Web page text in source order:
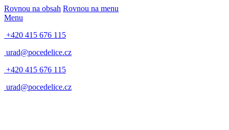
Rovnou na obsah Rovnou na menu
Menu
+420 415 676 115
urad@pocedelice.cz
+420 415 676 115
urad@pocedelice.cz